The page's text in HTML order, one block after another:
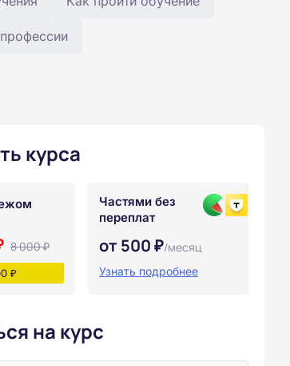
курса
8 000 ₽
₽
Частями без
переплат
от 500 ₽/месяц
Узнать подробнее
на курс